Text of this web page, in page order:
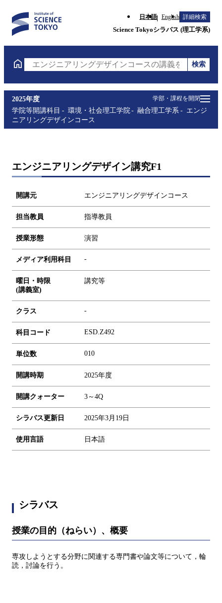
日本語 English 詳細検索
Science Tokyoシラバス (理工学系)
エンジニアリングデザインコースの講義を検索（講
検索
学部・課程を開閉
2025年度
学院等開講科目
環境・社会理工学院 融合理工学系
エンジ
ニアリングデザインコース
エンジニアリングデザイン講究F1
開講元 エンジニアリングデザインコース
担当教員 指導教員
授業形態 演習
メディア利用科目 -
曜日・時限
(講義室)
講究等
クラス -
科目コード ESD.Z492
単位数 010
開講時期 2025年度
開講クォーター 3～4Q
シラバス更新日 2025年3月19日
使用言語 日本語
シラバス
授業の目的（ねらい）、概要
専攻しようとする分野に関連する専門書や論文等について，輪
読，討論を行う。